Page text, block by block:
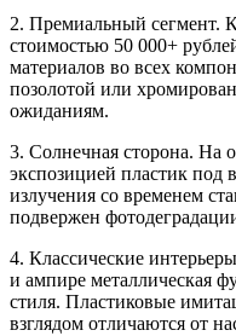
2. Премиальный сегмент.
стоимостью 50 000+
материалов во всех
позолотой или
ожиданиям.
3. Солнечная сторона. На
экспозицией пластик под
излучения со временем
подвержен
4. Классические
и ампире металлическая
стиля. Пластиковые
взглядом отличаются от